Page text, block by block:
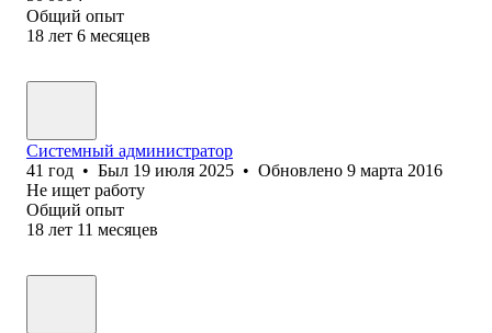
Общий опыт
18 лет 6 месяцев
Системный администратор
41 год • Был 19 июля 2025 • Обновлено 9 марта 2016
Не ищет работу
Общий опыт
18 лет 11 месяцев